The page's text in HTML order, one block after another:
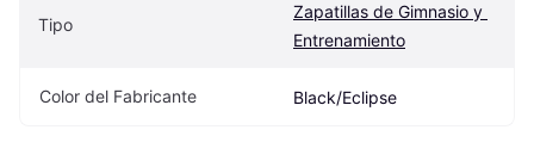
Tipo
Zapatillas de Gimnasio y
Entrenamiento
Color del Fabricante Black/Eclipse